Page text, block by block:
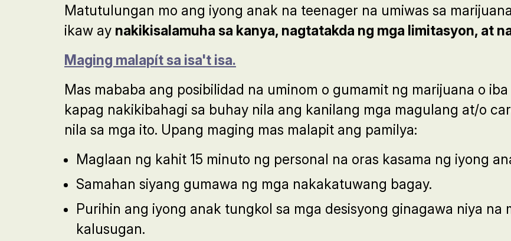
Matutulungan mo ang iyong anak na teenager na umiwas sa
ikaw ay nakikisalamuha sa kanya, nagtatakda ng mga limitasyon, at
Maging malapít sa isa't isa.
Mas mababa ang posibilidad na uminom o gumamit ng marijuana o
kapag nakikibahagi sa buhay nila ang kanilang mga magulang at/o
nila sa mga ito. Upang maging mas malapit ang pamilya:
Maglaan ng kahit 15 minuto ng personal na oras kasama ng iyong
Samahan siyang gumawa ng mga nakakatuwang bagay.
Purihin ang iyong anak tungkol sa mga desisyong ginagawa niya na
kalusugan.